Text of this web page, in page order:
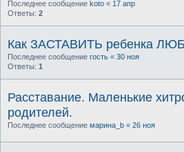
Последнее сообщение koto « 17 апр
Ответы: 2
Как ЗАСТАВИТЬ ребенка
Последнее сообщение гость « 30 ноя
Ответы: 1
Расставание. Маленькие
родителей.
Последнее сообщение марина_b « 26 ноя